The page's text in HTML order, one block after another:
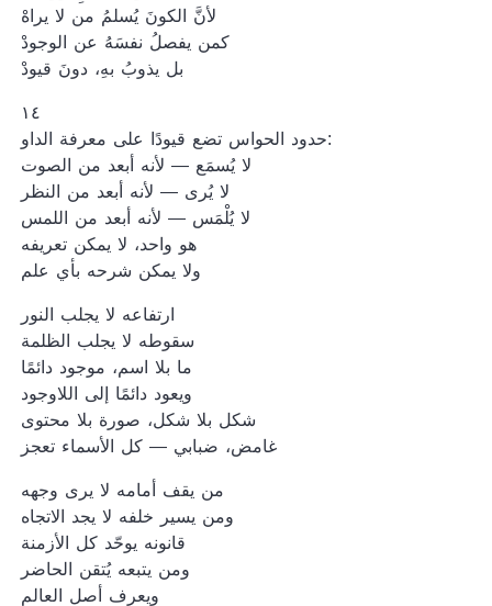
لأنَّ الكونَ يُسلمُ من لا يراهْ
كمن يفصلُ نفسَهُ عن الوجودْ
بل يذوبُ بهِ، دونَ قيودْ
١٤
حدود الحواس تضع قيودًا على معرفة الداو:
لا يُسمَع — لأنه أبعد من الصوت
لا يُرى — لأنه أبعد من النظر
لا يُلْمَس — لأنه أبعد من اللمس
هو واحد، لا يمكن تعريفه
ولا يمكن شرحه بأي علم
ارتفاعه لا يجلب النور
سقوطه لا يجلب الظلمة
ما بلا اسم، موجود دائمًا
ويعود دائمًا إلى اللاوجود
شكل بلا شكل، صورة بلا محتوى
غامض، ضبابي — كل الأسماء تعجز
من يقف أمامه لا يرى وجهه
ومن يسير خلفه لا يجد الاتجاه
قانونه يوحّد كل الأزمنة
ومن يتبعه يُتقن الحاضر
ويعرف أصل العالم